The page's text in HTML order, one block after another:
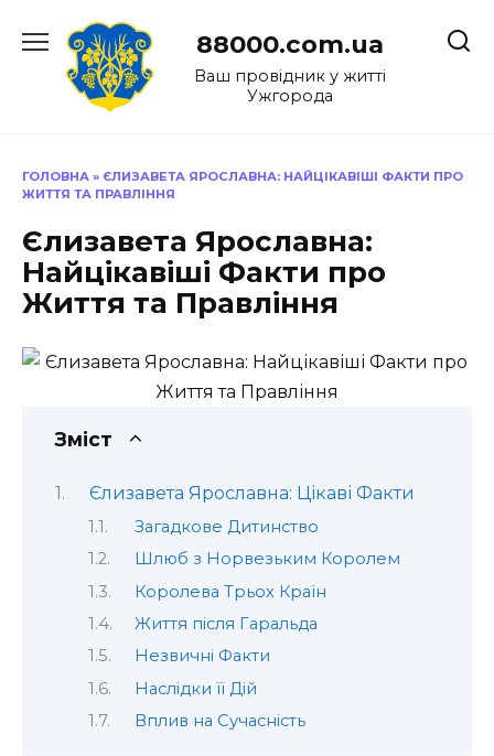
до
88000.com.ua
Ваш провідник у житті
Ужгорода
ГОЛОВНА » ЄЛИЗАВЕТА ЯРОСЛАВНА: НАЙЦІКАВІШІ ФАКТИ ПРО
ЖИТТЯ ТА ПРАВЛІННЯ
Єлизавета Ярославна:
Найцікавіші Факти про
Життя та Правління
Зміст
Єлизавета Ярославна: Цікаві Факти
Загадкове Дитинство
Шлюб з Норвезьким Королем
Королева Трьох Країн
Життя після Гаральда
Незвичні Факти
Наслідки її Дій
Вплив на Сучасність